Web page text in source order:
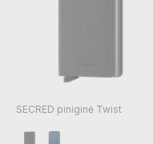
SECRED piniginė Twist